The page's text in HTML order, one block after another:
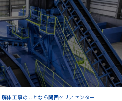
体工事のことなら関西クリアセンター